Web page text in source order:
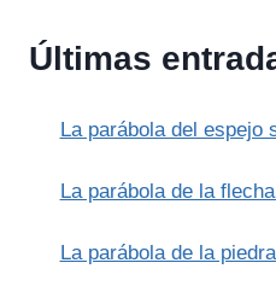
SUEÑO
Últimas
La parábola del espejo
La parábola de la
La parábola de la